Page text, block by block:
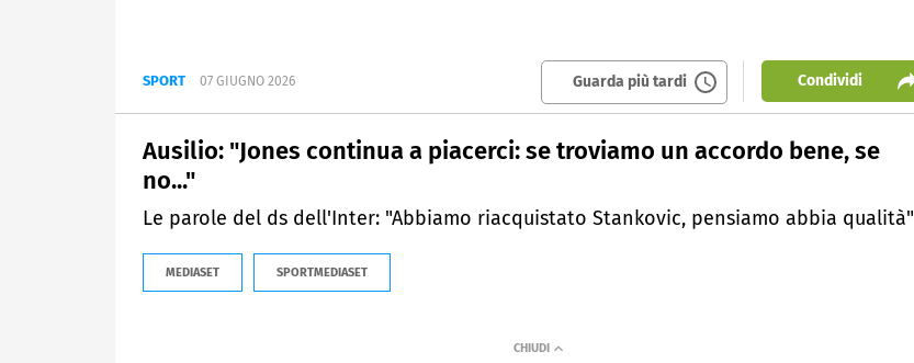
SPORT 07 GIUGNO 2026 Guarda più tardi Condividi
Ausilio: "Jones continua a piacerci: se troviamo un accordo bene, se
no..."
Le parole del ds dell'Inter: "Abbiamo riacquistato Stankovic, pensiamo abbia qualità"
MEDIASET SPORTMEDIASET